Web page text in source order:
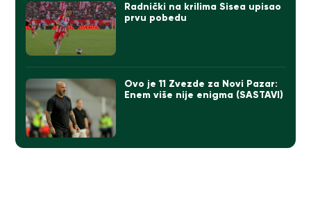
Radnički na krilima Sisea upisao
prvu pobedu
Ovo je 11 Zvezde za Novi Pazar:
Enem više nije enigma (SASTAVI)